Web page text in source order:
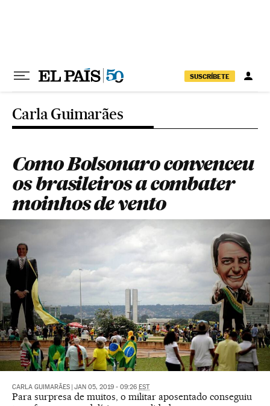
SUSCRÍBETE
Carla Guimarães
Como Bolsonaro convenceu
os brasileiros a combater
moinhos de vento
CARLA GUIMARÃES JAN 05, 2019 - 09:26 EST
Para surpresa de muitos, o militar aposentado conseguiu